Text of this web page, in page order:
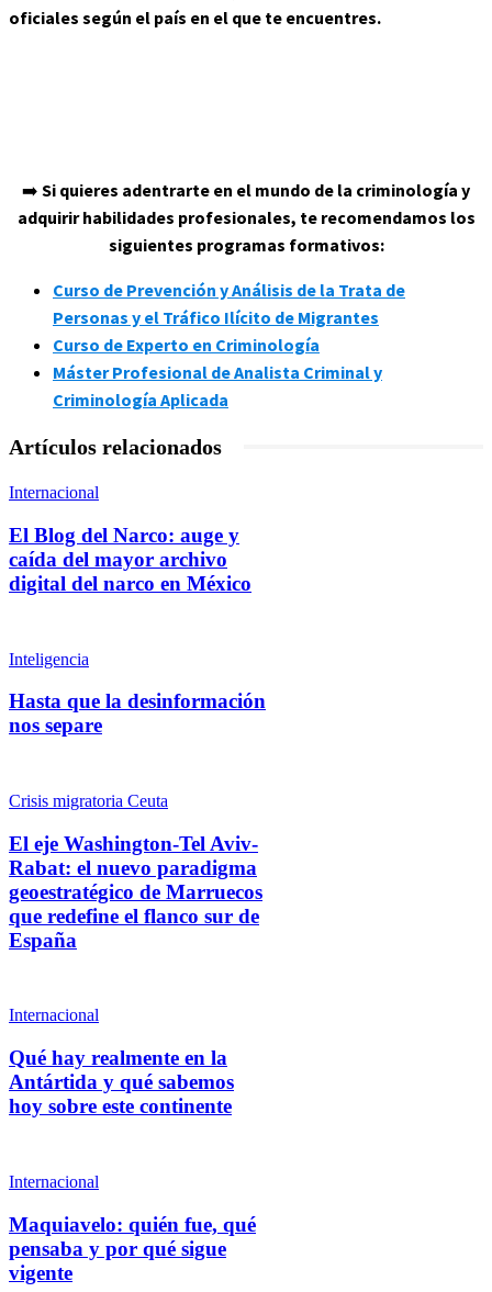
oficiales según el país en el que te encuentres.
➡️ Si quieres adentrarte en el mundo de la criminología y
adquirir habilidades profesionales, te recomendamos los
siguientes programas formativos:
Curso de Prevención y Análisis de la Trata de
Personas y el Tráfico Ilícito de Migrantes
Curso de Experto en Criminología
Máster Profesional de Analista Criminal y
Criminología Aplicada
Artículos relacionados
Internacional
El Blog del Narco: auge y
caída del mayor archivo
digital del narco en México
Inteligencia
Hasta que la desinformación
nos separe
Crisis migratoria Ceuta
El eje Washington-Tel Aviv-
Rabat: el nuevo paradigma
geoestratégico de Marruecos
que redefine el flanco sur de
España
Internacional
Qué hay realmente en la
Antártida y qué sabemos
hoy sobre este continente
Internacional
Maquiavelo: quién fue, qué
pensaba y por qué sigue
vigente